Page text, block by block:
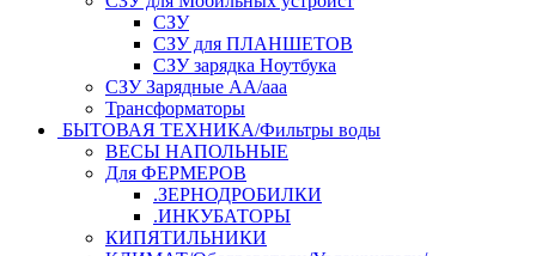
СЗУ
СЗУ для ПЛАНШЕТОВ
СЗУ зарядка Ноутбука
СЗУ Зарядные АА/ааа
Трансформаторы
БЫТОВАЯ ТЕХНИКА/Фильтры воды
ВЕСЫ НАПОЛЬНЫЕ
Для ФЕРМЕРОВ
.ЗЕРНОДРОБИЛКИ
.ИНКУБАТОРЫ
КИПЯТИЛЬНИКИ